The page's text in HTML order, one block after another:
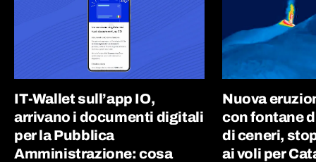
IT-Wallet sull’app IO,
arrivano i documenti digitali
per la Pubblica
Amministrazione: cosa
Nuova
con fontane
di ceneri,
ai voli per